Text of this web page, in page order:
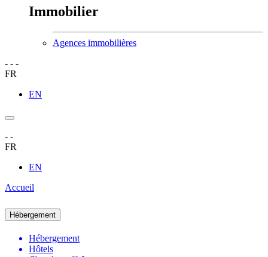
Immobilier
Agences immobilières
- - -
FR
EN
- -
FR
EN
Accueil
Hébergement
Hébergement
Hôtels